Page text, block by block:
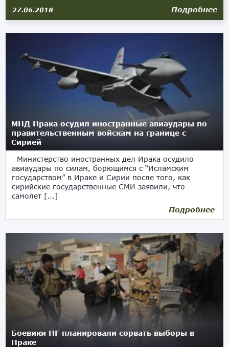
27.06.2018 Подробнее
МИД Ирака осудил иностранные авиаудары по
правительственным войскам на границе с
Сирией
Министерство иностранных дел Ирака осудило
авиаудары по силам, борющимся с “Исламским
государством” в Ираке и Сирии после того, как
сирийские государственные СМИ заявили, что
самолет [...]
Подробнее
Боевики ИГ планировали сорвать выборы в
Ираке